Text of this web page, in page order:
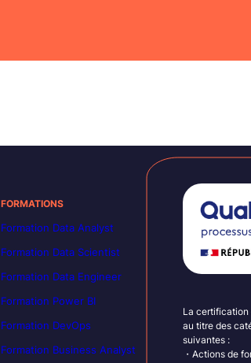
FORMATIONS
Formation Data Analyst
Formation Data Scientist
Formation Data Engineer
Formation Power BI
Formation DevOps
Formation Business Analyst
La
au titre des
suivantes :
・Actions de